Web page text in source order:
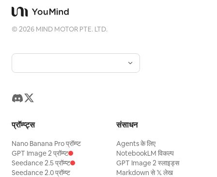
©2026 MIND MOTOR PTE. LTD.
प्रॉम्प्ट्स
Nano Banana Pro प्रॉम्प्ट
GPT Image 2 प्रॉम्प्ट
Seedance 2.5 प्रॉम्प्ट
Seedance 2.0 प्रॉम्प्ट
संसाधन
Agents के लिए
NotebookLM विकल्प
GPT Image 2 स्लाइड्स
Markdown से 𝕏 लेख